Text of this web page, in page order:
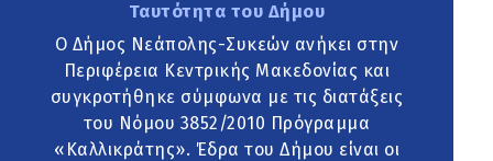
Ταυτότητα του Δήμου
Ο Δήμος Νεάπολης-Συκεών ανήκει στην
Περιφέρεια Κεντρικής Μακεδονίας και
συγκροτήθηκε σύμφωνα με τις διατάξεις
του Νόμου 3852/2010 Πρόγραμμα
«Καλλικράτης». Έδρα του Δήμου είναι οι